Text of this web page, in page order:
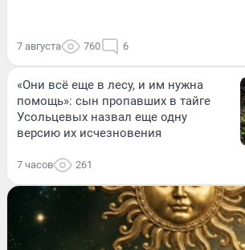
7 августа 760 6
«Они всё еще в лесу, и им нужна
помощь»: сын пропавших в тайге
Усольцевых назвал еще одну
версию их исчезновения
7 часов 261